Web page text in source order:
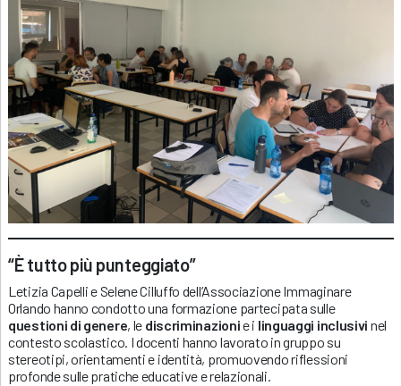
“È tutto più punteggiato”
Letizia Capelli e Selene Cilluffo dell’Associazione Immaginare
Orlando hanno condotto una formazione partecipata sulle
questioni di genere, le discriminazionie i linguaggi inclusivi nel
contesto scolastico. I docenti hanno lavorato in gruppo su
stereotipi, orientamenti e identità, promuovendo riflessioni
profonde sulle pratiche educative e relazionali.